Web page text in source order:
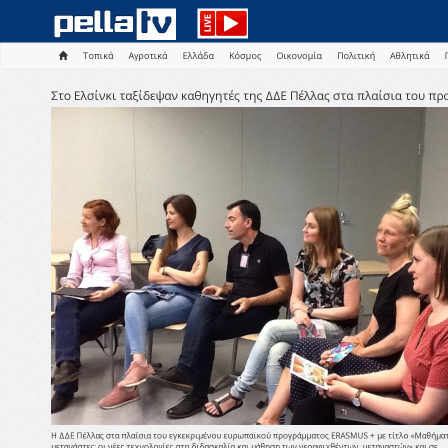
Τοπικά Αγροτικά Ελλάδα Κόσμος Οικονομία Πολιτική Αθλητικά
Στο Ελσίνκι ταξίδεψαν καθηγητές της ΔΔΕ Πέλλας στα πλαίσια του
Η ΔΔΕ Πέλλας στα πλαίσια του εγκεκριμένου ευρωπαϊκού προγράμματος ERASMUS + με τίτλο